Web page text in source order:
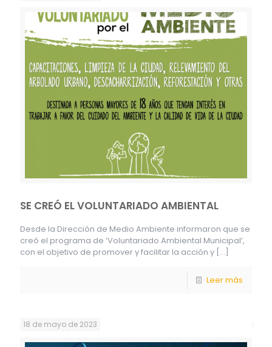
SE CREÓ EL VOLUNTARIADO AMBIENTAL
Desde la Dirección de Medio Ambiente informaron que se
creó el programa de ‘Voluntariado Ambiental Municipal’,
con el objetivo de promover y facilitar la acción y […]
Leer más
18 de mayo de 2023